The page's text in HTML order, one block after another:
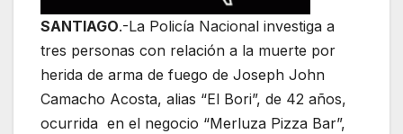
SANTIAGO.-La Policía Nacional investiga a
tres personas con relación a la muerte por
herida de arma de fuego de Joseph John
Camacho Acosta, alias “El Bori”, de 42 años,
ocurrida en el negocio “Merluza Pizza Bar”,